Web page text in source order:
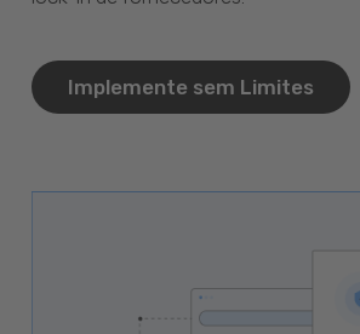
Implemente sem Limites